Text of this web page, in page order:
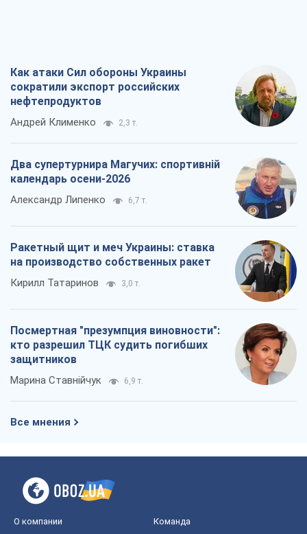
Как атаки Сил обороны Украины
сократили экспорт российских
нефтепродуктов
Андрей Клименко 2,3 т.
Два супертурнира Магучих: спортивній
календарь осени-2026
Александр Липенко 6,7 т.
Ракетный щит и меч Украины: ставка
на производство собственных ракет
Кирилл Татаринов 3,0 т.
Посмертная "презумпция виновности":
кто разрешил ТЦК судить погибших
защитников
Марина Ставнійчук 6,9 т.
Все мнения
О компании Команда